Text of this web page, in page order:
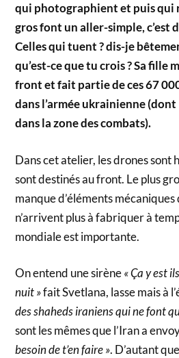
qui photographient et puis qui
gros font un aller-simple, c’est
Celles qui tuent ? dis-je
qu’est-ce que tu crois ? Sa fille
front et fait partie de ces 67
dans l’armée ukrainienne (dont
dans la zone des combats).
Dans cet atelier, les drones sont
sont destinés au front. Le plus
manque d’éléments mécaniques
n’arrivent plus à fabriquer à
mondiale est importante.
On entend une sirène« Ça y est
nuit »fait Svetlana, lasse mais à
des shaheds iraniens qui ne font
sont les mêmes que l’Iran a
besoin de t’en faire ». D’autant